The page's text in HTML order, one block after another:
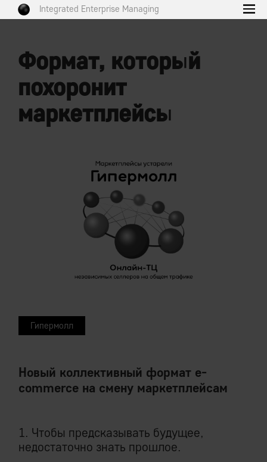
Integrated Enterprise Managing
Формат, который
похоронит
маркетплейсы
Гипермолл
Новый коллективный формат e-
commerce на смену маркетплейсам
1. Чтобы предсказывать будущее,
недостаточно знать прошлое.